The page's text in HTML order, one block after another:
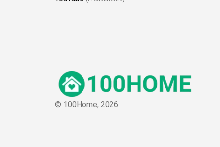
© 100Home, 2026